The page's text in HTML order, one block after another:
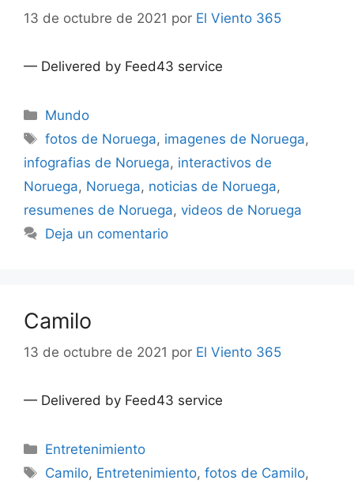
13 de octubre de 2021 por El Viento 365
— Delivered by Feed43 service
Categorías
Mundo
Etiquetas
fotos de Noruega, imagenes de Noruega,
infografias de Noruega, interactivos de
Noruega, Noruega, noticias de Noruega,
resumenes de Noruega, videos de Noruega
Deja un comentario
Camilo
13 de octubre de 2021 por El Viento 365
— Delivered by Feed43 service
Categorías
Entretenimiento
Etiquetas
Camilo, Entretenimiento,fotos de Camilo,